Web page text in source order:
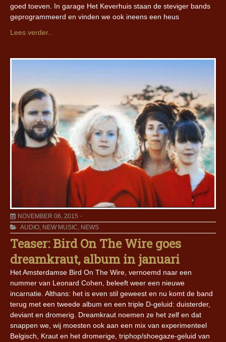
goed toeven. In garage Het Keverhuis staan de steviger bands
geprogrammeerd en vinden we ook ineens een heus
Lees verder..
NOVEMBER 06, 2015
AUDIO, NEW MUSIC, NEWS
Teaser: Bird On The Wire goes
dreamkraut, album in januari
Het Amsterdamse Bird On The Wire, vernoemd naar een
nummer van Leonard Cohen, beleeft weer een nieuwe
incarnatie. Althans: het is even stil geweest en nu komt de band
terug met een tweede album en een triple D-geluid: duisterder,
deviant en dromerig. Dreamkraut noemen ze het zelf en dat
snappen we, wij moesten ook aan een mix van experimenteel
Belgisch, Kraut en het dromerige, triphop/shoegaze-geluid van